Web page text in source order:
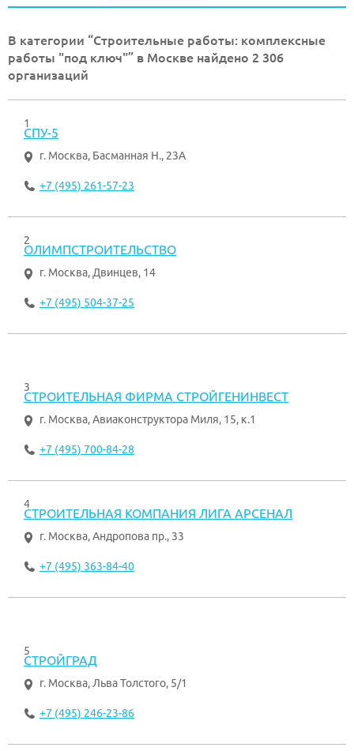
В категории “Строительные работы: комплексные
работы "под ключ"” в Москве найдено 2 306
организаций
1
СПУ-5
г. Москва, Басманная Н., 23А
+7 (495) 261-57-23
2
ОЛИМПСТРОИТЕЛЬСТВО
г. Москва, Двинцев, 14
+7 (495) 504-37-25
3
СТРОИТЕЛЬНАЯ ФИРМА СТРОЙГЕНИНВЕСТ
г. Москва,Авиаконструктора Миля, 15, к.1
+7 (495) 700-84-28
4
СТРОИТЕЛЬНАЯ КОМПАНИЯ ЛИГА АРСЕНАЛ
г. Москва,Андропова пр., 33
+7 (495) 363-84-40
5
СТРОЙГРАД
г. Москва,Льва Толстого, 5/1
+7 (495) 246-23-86